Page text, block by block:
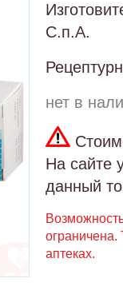
С.п.А.
нет в
На сайте
данный
ограничена.
аптеках.